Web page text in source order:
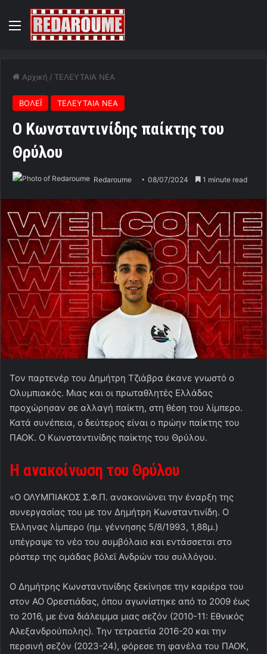
Menu
Αρχική / ΤΕΛΕΥΤΑΙΑ ΝΕΑ
ΒΟΛΕΪ ΤΕΛΕΥΤΑΙΑ ΝΕΑ
Ο Κωνσταντινίδης παίκτης του
Θρύλου
Redaroume 08/07/2024 1 minute read
Τον παρτενέρ του Δημήτρη Τζιάβρα έκανε γνωστό ο
Ολυμπιακός. Μιας και οι πρωταθλητές Ελλάδας
προχώρησαν σε αλλαγή παίκτη, στη θέση του λίμπερο.
Κατά συνέπεια, ο δεύτερος είναι ο πρώην παίκτης του
ΠΑΟΚ. Ο Κωνσταντινίδης παίκτης του Θρύλου.
Η ανακοίνωση του Θρύλου
«Ο ΟΛΥΜΠΙΑΚΟΣ Σ.Φ.Π. ανακοινώνει την έναρξη της
συνεργασίας του με τον Δημήτρη Κωνσταντινίδη. Ο
Έλληνας λίμπερο (ημ. γέννησης 5/8/1993, 1,88μ.)
υπέγραψε το νέο του συμβόλαιο και εντάσσεται στο
ρόστερ της ομάδας βόλεϊ Ανδρών του συλλόγου.
Ο Δημήτρης Κωνσταντινίδης ξεκίνησε την καριέρα του
στον ΑΟ Ορεστιάδας, όπου αγωνίστηκε από το 2009 έως
το 2016, με ένα διάλειμμα μιας σεζόν (2010-11: Εθνικός
Αλεξανδρούπολης). Την τετραετία 2016-20 και την
περσινή σεζόν (2023-24), φόρεσε τη φανέλα του ΠΑΟΚ,